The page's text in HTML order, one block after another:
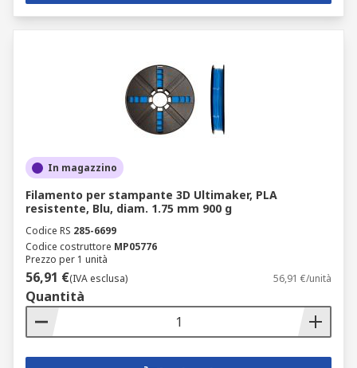
In magazzino
Filamento per stampante 3D Ultimaker, PLA
resistente, Blu, diam. 1.75 mm 900 g
Codice RS 285-6699
Codice costruttore MP05776
Prezzo per 1 unità
56,91 €(IVA esclusa) 56,91 €/unità
Quantità